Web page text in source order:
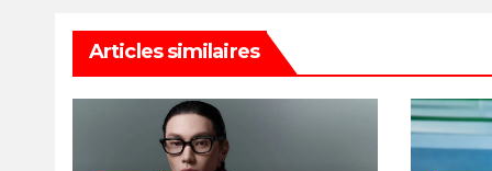
Articles similaires